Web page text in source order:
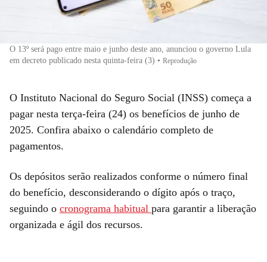
O 13º será pago entre maio e junho deste ano, anunciou o governo Lula
em decreto publicado nesta quinta-feira (3) • Reprodução
O Instituto Nacional do Seguro Social (INSS) começa a
pagar nesta terça-feira (24) os benefícios de junho de
2025. Confira abaixo o calendário completo de
pagamentos.
Os depósitos serão realizados conforme o número final
do benefício, desconsiderando o dígito após o traço,
seguindo o cronograma habitual para garantir a liberação
organizada e ágil dos recursos.